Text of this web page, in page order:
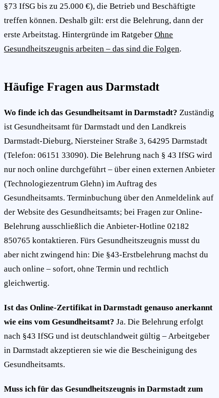
§73 IfSG bis zu 25.000 €), die Betrieb und Beschäftigte
treffen können. Deshalb gilt: erst die Belehrung, dann der
erste Arbeitstag. Hintergründe im Ratgeber Ohne
Gesundheitszeugnis arbeiten – das sind die Folgen.
Häufige Fragen aus Darmstadt
Wo finde ich das Gesundheitsamt in Darmstadt? Zuständig
ist Gesundheitsamt für Darmstadt und den Landkreis
Darmstadt-Dieburg, Niersteiner Straße 3, 64295 Darmstadt
(Telefon: 06151 33090). Die Belehrung nach § 43 IfSG wird
nur noch online durchgeführt – über einen externen Anbieter
(Technologiezentrum Glehn) im Auftrag des
Gesundheitsamts. Terminbuchung über den Anmeldelink auf
der Website des Gesundheitsamts; bei Fragen zur Online-
Belehrung ausschließlich die Anbieter-Hotline 02182
850765 kontaktieren. Fürs Gesundheitszeugnis musst du
aber nicht zwingend hin: Die §43-Erstbelehrung machst du
auch online – sofort, ohne Termin und rechtlich
gleichwertig.
Ist das Online-Zertifikat in Darmstadt genauso anerkannt
wie eins vom Gesundheitsamt? Ja. Die Belehrung erfolgt
nach §43 IfSG und ist deutschlandweit gültig – Arbeitgeber
in Darmstadt akzeptieren sie wie die Bescheinigung des
Gesundheitsamts.
Muss ich für das Gesundheitszeugnis in Darmstadt zum